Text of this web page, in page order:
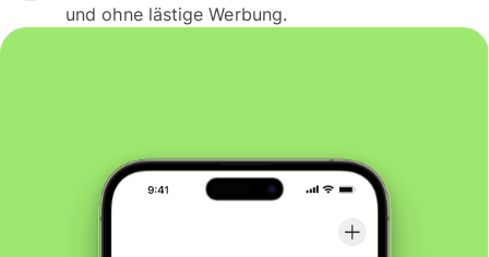
und ohne lästige Werbung.